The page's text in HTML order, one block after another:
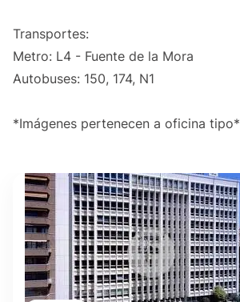
Transportes:
Metro: L4 - Fuente de la Mora
Autobuses: 150, 174, N1
*Imágenes pertenecen a oficina tipo*